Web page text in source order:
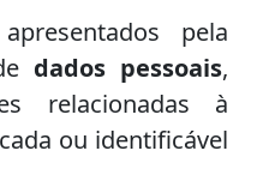
pela
dados pessoais,
relacionadas à
ou identificável